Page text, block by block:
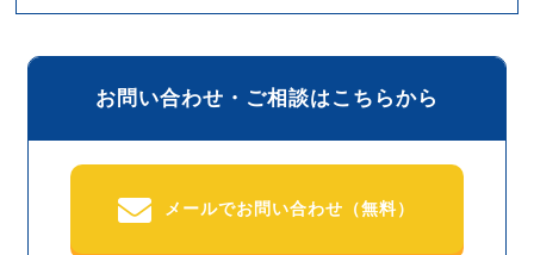
お問い合わせ・ご相談はこちらから
メールでお問い合わせ（無料）